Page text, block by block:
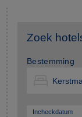
Zoek
Bestemming
Incheckdatum